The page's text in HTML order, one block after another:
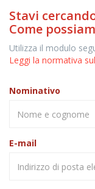
Stavi
Come
Utilizza il modulo
Leggi la normativa
Nominativo
E-mail